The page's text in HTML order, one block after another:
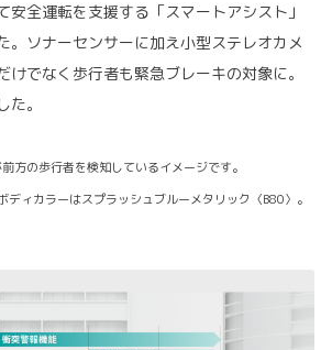
安全運転を支援する「スマートアシスト」
。ソナーセンサーに加え小型ステレオカメ
けでなく歩行者も緊急ブレーキの対象に。
。
方の歩行者を検知しているイメージです。
ィカラーはスプラッシュブルーメタリック〈B80〉。